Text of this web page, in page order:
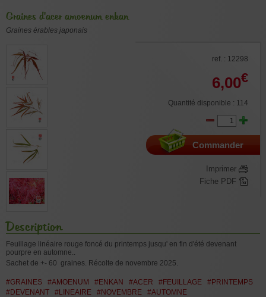
Graines d'acer amoenum enkan
Graines érables japonais
ref. : 12298
6,00€
Quantité disponible : 114
Commander
Imprimer
Fiche PDF
Description
Feuillage linéaire rouge foncé du printemps jusqu' en fin d'été devenant
pourpre en automne..
Sachet de +- 60 graines. Récolte de novembre 2025.
#GRAINES #AMOENUM #ENKAN #ACER #FEUILLAGE
#PRINTEMPS
#DEVENANT
#LINEAIRE #NOVEMBRE #AUTOMNE